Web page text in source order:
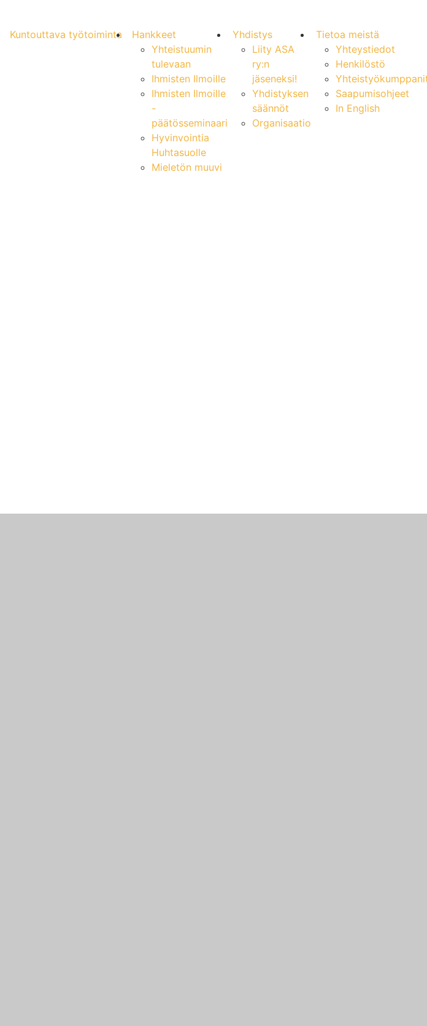
Kuntouttava työtoiminta
Hankkeet
Yhteistuumin
tulevaan
Ihmisten Ilmoille
Ihmisten Ilmoille
-
päätösseminaari
Hyvinvointia
Huhtasuolle
Mieletön muuvi
Yhdistys
Liity ASA
ry:n
jäseneksi!
Yhdistyksen
säännöt
Organisaatio
Tietoa meistä
Yhteystiedot
Henkilöstö
Saapumisohjeet
In English